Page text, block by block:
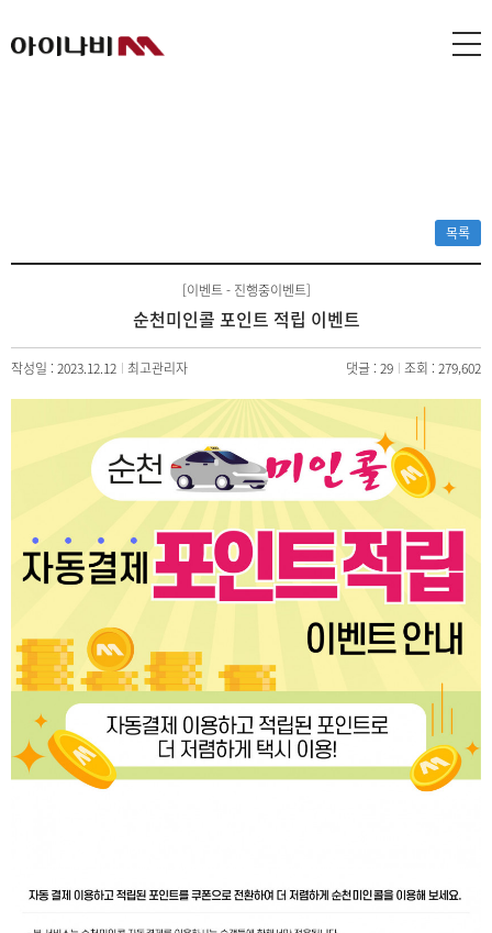
목록
[이벤트 - 진행중이벤트]
순천미인콜 포인트 적립 이벤트
작성일 : 2023.12.12 최고관리자 댓글 : 29 조회 : 279,602